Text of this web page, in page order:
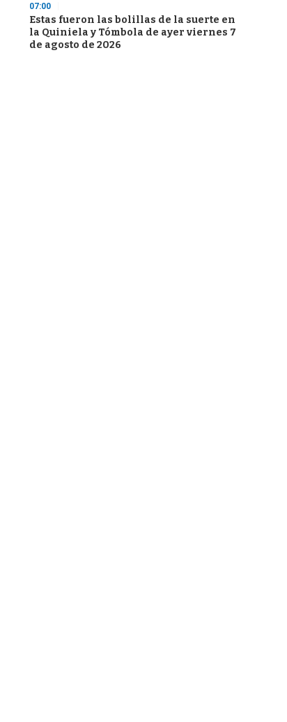
07:00
Estas fueron las bolillas de la suerte en
la Quiniela y Tómbola de ayer viernes 7
de agosto de 2026